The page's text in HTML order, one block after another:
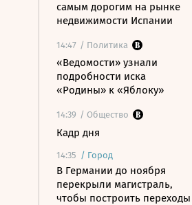
самым дорогим на рынке
недвижимости Испании
14:47 / Политика
«Ведомости» узнали
подробности иска
«Родины» к «Яблоку»
14:39 / Общество
Кадр дня
14:35 / Город
В Германии до ноября
перекрыли магистраль,
чтобы построить переходы